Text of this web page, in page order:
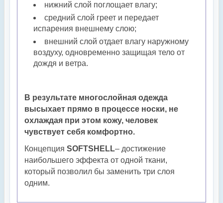
нижний слой поглощает влагу;
средний слой греет и передает
испарения внешнему слою;
внешний слой отдает влагу наружному
воздуху, одновременно защищая тело от
дождя и ветра.
В результате многослойная одежда
высыхает прямо в процессе носки, не
охлаждая при этом кожу, человек
чувствует себя комфортно.
Концепция SOFTSHELL– достижение
наибольшего эффекта от одной ткани,
который позволил бы заменить три слоя
одним.